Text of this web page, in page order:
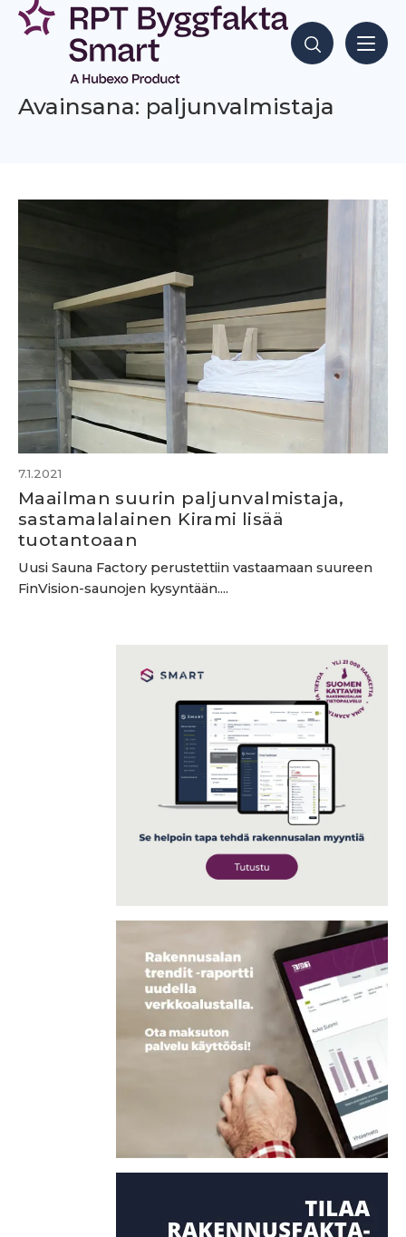
Siirry
sisältöön
Hae sisältöjä
Avainsana: paljunvalmistaja
7.1.2021
Maailman suurin paljunvalmistaja,
sastamalalainen Kirami lisää
tuotantoaan
Uusi Sauna Factory perustettiin vastaamaan suureen
FinVision-saunojen kysyntään....